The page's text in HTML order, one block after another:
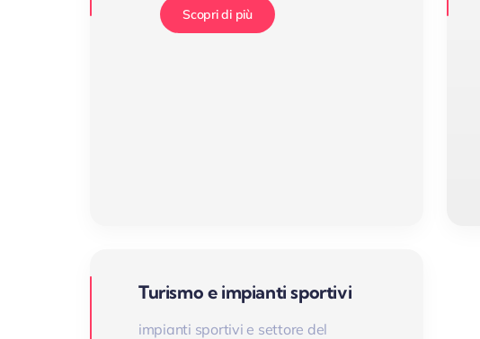
Scopri di più
Turismo e impianti sportivi
impianti sportivi e settore del